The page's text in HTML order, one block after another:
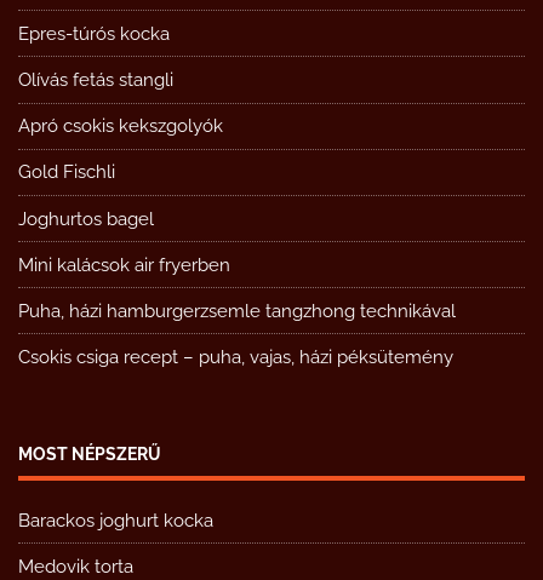
Epres-túrós kocka
Olívás fetás stangli
Apró csokis kekszgolyók
Gold Fischli
Joghurtos bagel
Mini kalácsok air fryerben
Puha, házi hamburgerzsemle tangzhong technikával
Csokis csiga recept – puha, vajas, házi péksütemény
MOST NÉPSZERŰ
Barackos joghurt kocka
Medovik torta